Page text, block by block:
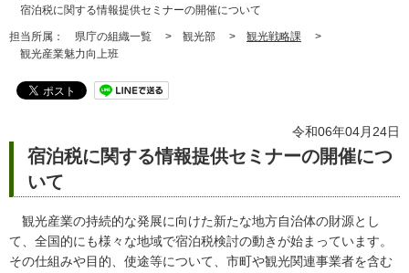
宿泊税に関する情報提供セミナーの開催について
担当所属： 県庁の組織一覧 > 観光部 > 観光戦略課 >
観光産業魅力向上班
令和06年04月24日
宿泊税に関する情報提供セミナーの開催につ
いて
観光産業の持続的な発展に向けた新たな地方自治体の財源とし
て、全国的にも様々な地域で宿泊税検討の動きが始まっています。
その仕組みや目的、使途等について、市町や観光関連事業者を含む